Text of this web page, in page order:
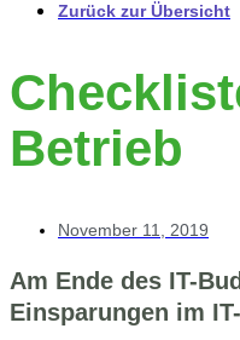
Zurück zur Übersicht
Betrieb
November 11, 2019
Am Ende des IT-
Einsparungen im